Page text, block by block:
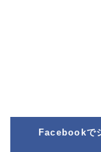
Facebookで